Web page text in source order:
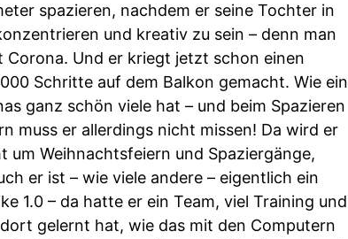
spazieren, nachdem er seine Tochter in
und kreativ zu sein – denn man
Und er kriegt jetzt schon einen
Schritte auf dem Balkon gemacht. Wie ein
ganz schön viele hat – und beim Spazieren
muss er allerdings nicht missen! Da wird er
um Weihnachtsfeiern und Spaziergänge,
er ist – wie viele andere – eigentlich ein
1.0 – da hatte er ein Team, viel Training und
gelernt hat, wie das mit den Computern